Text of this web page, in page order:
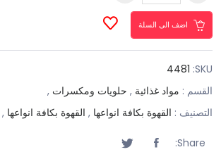
اضف الى السلة
SKU:
4481
القسم : مواد غذائية , حلويات ومكسرات ,
التصنيف : القهوة بكافة انواعها , القهوة بكافة انواعها ,
Share: